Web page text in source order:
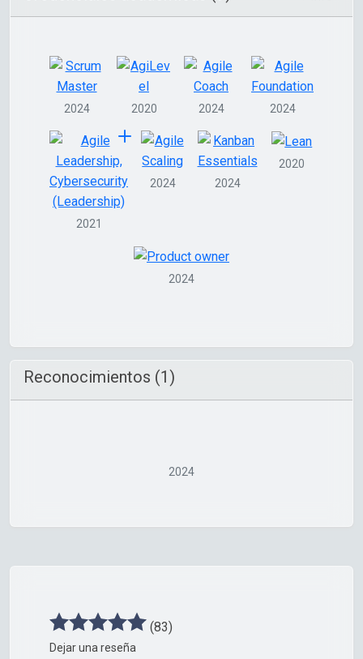
2024 2020 2024 2024
2021
2024 2024
2020
2024
Reconocimientos (1)
2024
(83)
Dejar una reseña